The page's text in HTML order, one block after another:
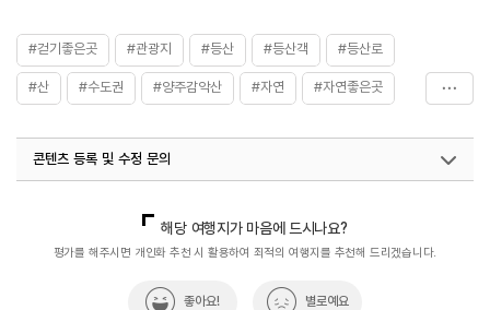
#걷기좋은곳 #관광지 #등산 #등산객 #등산로
#산 #수도권 #양주감악산 #자연 #자연좋은곳
#파주감악산 #휴식여행
콘텐츠 등록 및 수정 문의
해당 여행지가 마음에 드시나요?
평가를 해주시면 개인화 추천 시 활용하여 최적의 여행지를 추천해 드리겠습니다.
좋아요! 별로예요